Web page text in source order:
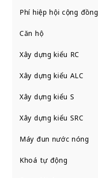
Phí hiệp hội cộng đồng
Căn hộ
Xây dựng kiểu RC
Xây dựng kiểu ALC
Xây dựng kiểu S
Xây dựng kiểu SRC
Máy đun nước nóng
Khoá tự động